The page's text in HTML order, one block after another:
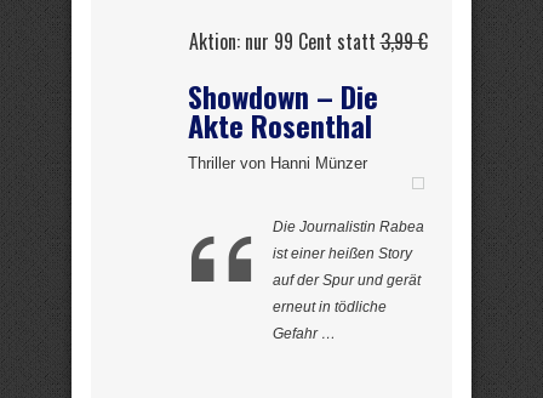
Aktion: nur 99 Cent statt3,99 €
Showdown – Die
Akte Rosenthal
Thriller von Hanni Münzer
Die Journalistin Rabea
ist einer heißen Story
auf der Spur und gerät
erneut in tödliche
Gefahr …